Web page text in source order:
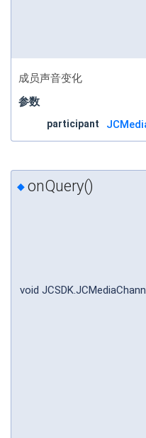
成员声音变化
参数
participant
◆ onQuery()
void